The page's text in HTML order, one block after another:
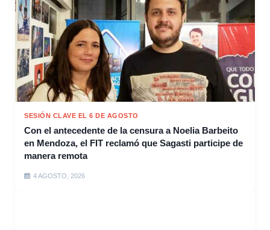
SESIÓN CLAVE EL 6 DE AGOSTO
Con el antecedente de la censura a Noelia Barbeito
en Mendoza, el FIT reclamó que Sagasti participe de
manera remota
4 AGOSTO, 2026